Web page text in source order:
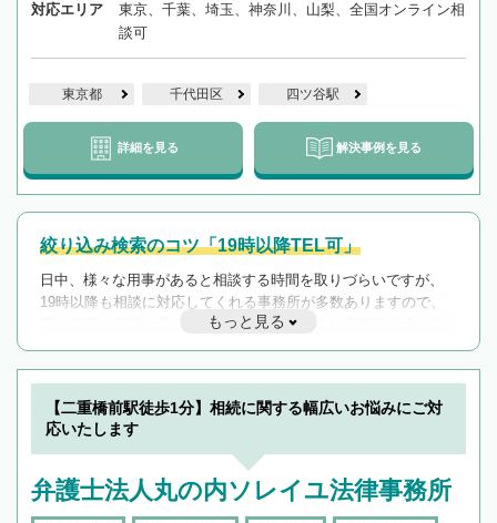
対応エリア
東京、千葉、埼玉、神奈川、山梨、全国オンライン相
談可
東京都 千代田区 四ツ谷駅
詳細を見る 解決事例を見る
絞り込み検索のコツ「19時以降TEL可」
日中、様々な用事があると相談する時間を取りづらいですが、
19時以降も相談に対応してくれる事務所が多数ありますので、
遅い時間の相談が増えそうな場合はそのような事務所に絞り込
んで検索してみましょう。
19時以降TEL可の条件
を加えて再検索
もっと見る
【二重橋前駅徒歩1分】相続に関する幅広いお悩みにご対
応いたします
弁護士法人丸の内ソレイユ法律事務所